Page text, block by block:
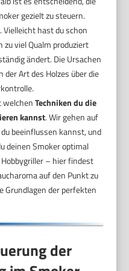
gezielt zu steuern.
hast du schon
zu viel Qualm produziert
ändert. Die Ursachen
Art des Holzes über die
welchenTechniken du die
kannst. Wir gehen auf
beeinflussen kannst, und
deinen Smoker optimal
– hier findest
auf den Punkt zu
Grundlagen der perfekten
der